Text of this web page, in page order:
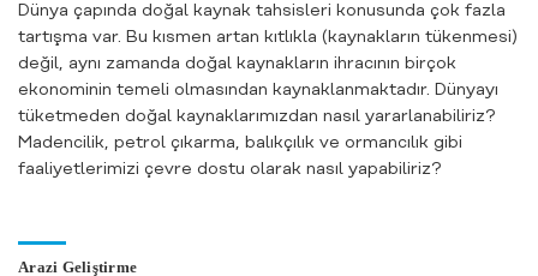
Dünya çapında doğal kaynak tahsisleri konusunda çok fazla
tartışma var. Bu kısmen artan kıtlıkla (kaynakların tükenmesi)
değil, aynı zamanda doğal kaynakların ihracının birçok
ekonominin temeli olmasından kaynaklanmaktadır. Dünyayı
tüketmeden doğal kaynaklarımızdan nasıl yararlanabiliriz?
Madencilik, petrol çıkarma, balıkçılık ve ormancılık gibi
faaliyetlerimizi çevre dostu olarak nasıl yapabiliriz?
Arazi Geliştirme